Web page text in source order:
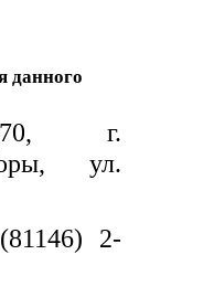
данного
г.
ул.
2-